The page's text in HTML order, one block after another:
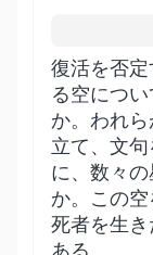
復活を否
る空につ
か。われ
立て、文
に、数々
か。この空
死者を生
ある。